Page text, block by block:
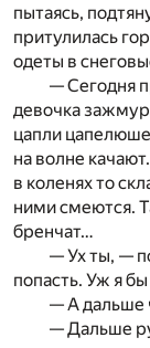
пытаясь,
притулилась
одеты в
— Сегодня
девочка
цапли
на волне
в коленях то
ними смеются.
бренчат…
— Ух ты, —
попасть. Уж я
— А дальше
— Дальше